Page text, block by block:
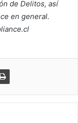
de Delitos, así
en general.